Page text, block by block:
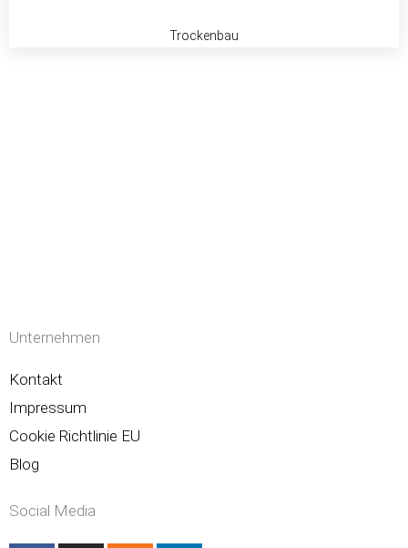
Trockenbau
Unternehmen
Kontakt
Impressum
Cookie Richtlinie EU
Blog
Social Media